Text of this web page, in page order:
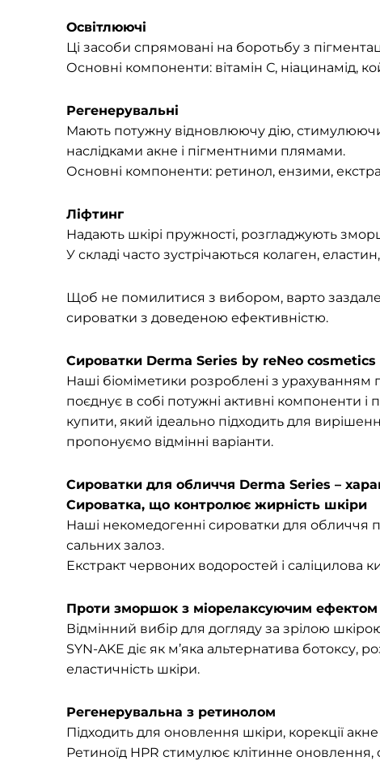
Освітлюючі
Ці засоби спрямовані на боротьбу з
Основні компоненти: вітамін С, ніацинамід,
Регенерувальні
Мають потужну відновлюючу дію,
наслідками акне і пігментними плямами.
Основні компоненти: ретинол, ензими,
Ліфтинг
Надають шкірі пружності, розгладжують
У складі часто зустрічаються колаген,
Щоб не помилитися з вибором, варто
сироватки з доведеною ефективністю.
Сироватки Derma Series by reNeo cosmetics
Наші біоміметики розроблені з урахуванням
поєднує в собі потужні активні компоненти
купити, який ідеально підходить для
пропонуємо відмінні варіанти.
Сироватки для обличчя Derma Series –
Сироватка, що контролює жирність шкіри
Наші некомедогенні сироватки для обличчя
сальних залоз.
Екстракт червоних водоростей і
Проти зморшок з міорелаксуючим ефектом
Відмінний вибір для догляду за зрілою
SYN-AKE діє як м’яка альтернатива
еластичність шкіри.
Регенерувальна з ретинолом
Підходить для оновлення шкіри, корекції акне
Ретиноїд HPR стимулює клітинне оновлення,